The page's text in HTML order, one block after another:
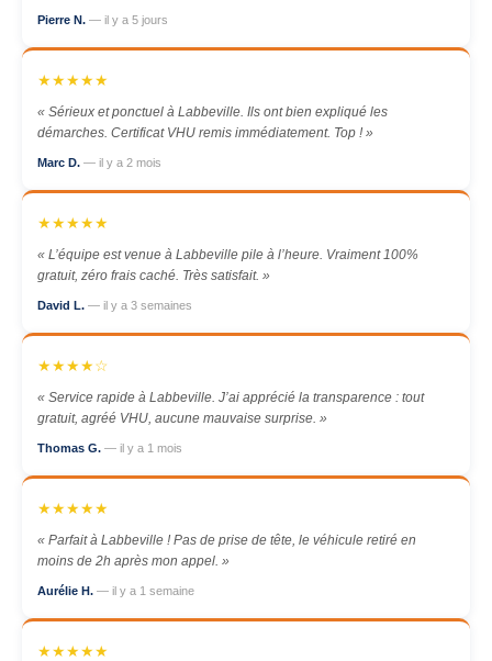
Pierre N. — il y a 5 jours
★★★★★
« Sérieux et ponctuel à Labbeville. Ils ont bien expliqué les
démarches. Certificat VHU remis immédiatement. Top ! »
Marc D. — il y a 2 mois
★★★★★
« L’équipe est venue à Labbeville pile à l’heure. Vraiment 100%
gratuit, zéro frais caché. Très satisfait. »
David L. — il y a 3 semaines
★★★★☆
« Service rapide à Labbeville. J’ai apprécié la transparence : tout
gratuit, agréé VHU, aucune mauvaise surprise. »
Thomas G. — il y a 1 mois
★★★★★
« Parfait à Labbeville ! Pas de prise de tête, le véhicule retiré en
moins de 2h après mon appel. »
Aurélie H. — il y a 1 semaine
★★★★★